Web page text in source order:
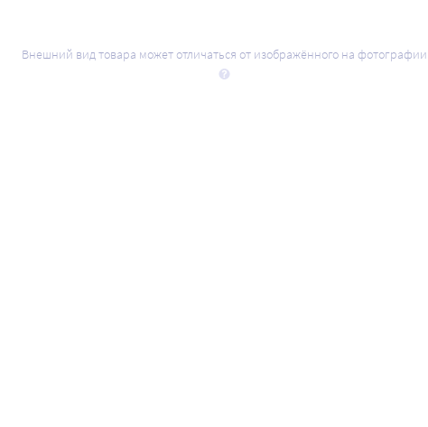
Внешний вид товара может отличаться от изображённого на фотографии